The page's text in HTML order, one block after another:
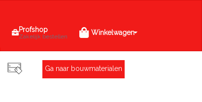
Profshop
Zakelijk bestellen Winkelwagen
Ga naar bouwmaterialen